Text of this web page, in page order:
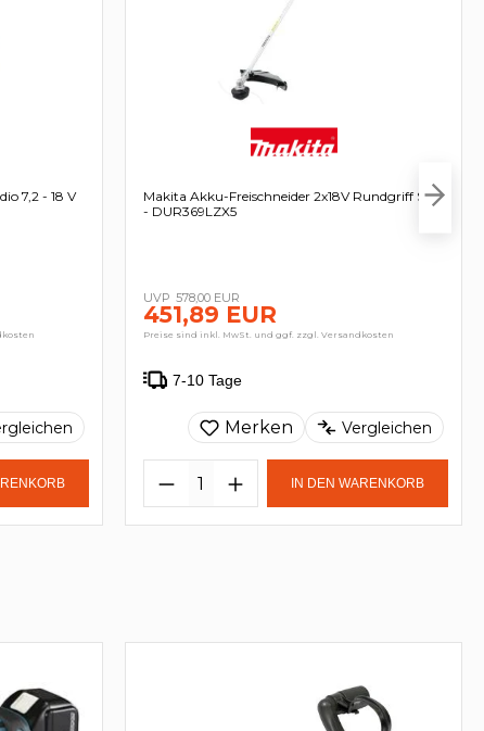
7,2 - 18 V
Makita Akku-Freischneider 2x18V Rundgriff Solo
- DUR369LZX5
578,00 EUR
451,89 EUR
Preise sind inkl. MwSt. und ggf. zzgl. Versandkosten
7-10 Tage
Merken Vergleichen
IN DEN WARENKORB